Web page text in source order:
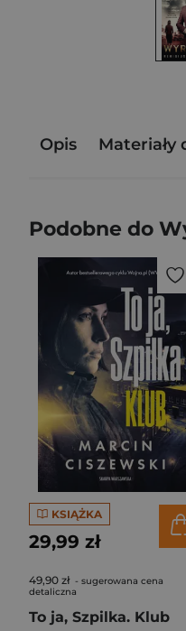
Opis
Podobne do
KSIĄŻKA
29,99 zł
49,90 zł - sugerowana cena
detaliczna
To ja, Szpilka. Klub